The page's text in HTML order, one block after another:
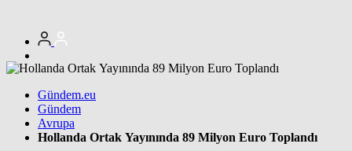
Gündem.eu
Gündem
Avrupa
Hollanda Ortak Yayınında 89 Milyon Euro Toplandı